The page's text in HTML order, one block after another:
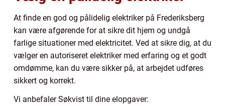
At finde en god og pålidelig elektriker på Frederiksberg
kan være afgørende for at sikre dit hjem og undgå
farlige situationer med elektricitet. Ved at sikre dig, at du
vælger en autoriseret elektriker med erfaring og et godt
omdømme, kan du være sikker på, at arbejdet udføres
sikkert og korrekt.
Vi anbefaler Søkvist til dine elopgaver: